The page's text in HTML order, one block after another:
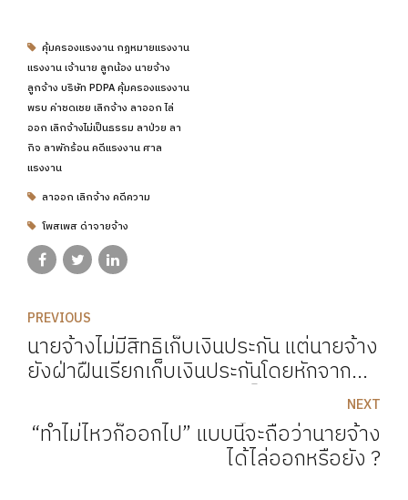
คุ้มครองแรงงาน กฎหมายแรงงาน
แรงงาน เจ้านาย ลูกน้อง นายจ้าง
ลูกจ้าง บริษัท PDPA คุ้มครองแรงงาน
พรบ ค่าชดเชย เลิกจ้าง ลาออก ไล่
ออก เลิกจ้างไม่เป็นธรรม ลาป่วย ลา
กิจ ลาพักร้อน คดีแรงงาน ศาล
แรงงาน
ลาออก เลิกจ้าง คดีความ
โพสเพส ด่าจายจ้าง
PREVIOUS
นายจ้างไม่มีสิทธิเก็บเงินประกัน แต่นายจ้าง
ยังฝ่าฝืนเรียกเก็บเงินประกันโดยหักจาก
เงินค่าจ้างรายเดือน จะถือเป็นการหักค่า
จ้างไม่ชอบ และหากฟ้องคดีต่อศาลจะฟ้อง
อย่างไร ?
NEXT
“ทำไม่ไหวก็ออกไป” แบบนี้จะถือว่านายจ้าง
ได้ไล่ออกหรือยัง ?